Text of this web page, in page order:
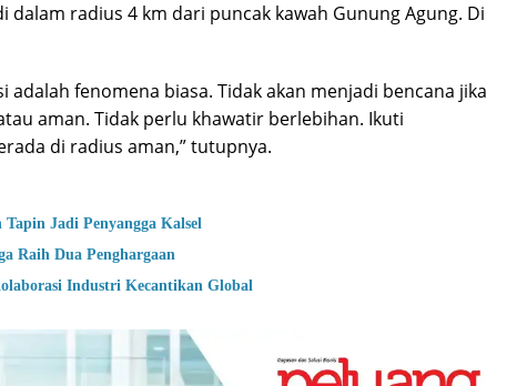
dalam radius 4 km dari puncak kawah Gunung Agung. Di
adalah fenomena biasa. Tidak akan menjadi bencana jika
aman. Tidak perlu khawatir berlebihan. Ikuti
di radius aman,” tutupnya.
Tapin Jadi Penyangga Kalsel
Raih Dua Penghargaan
Industri Kecantikan Global